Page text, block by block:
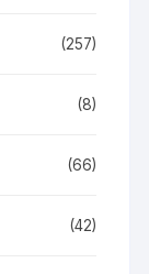
(257)
(8)
(66)
(42)